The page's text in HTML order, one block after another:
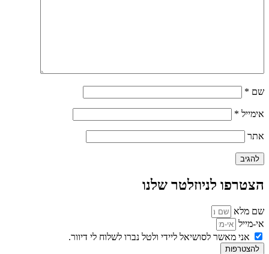
שם *
אימייל *
אתר
הצטרפו לניוזלטר שלנו
שם מלא
אי-מייל
אני מאשר לסושיאל ליידי ולטל נברו לשלוח לי דיוור.
להצטרפות